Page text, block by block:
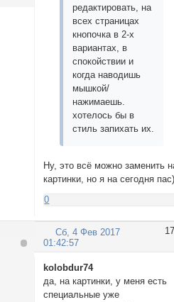
редактировать, на
всех страницах
кнопочка в 2-х
вариантах, в
спокойствии и
когда наводишь
мышкой/
нажимаешь.
хотелось бы в
стиль запихать их.
Ну, это всё можно заменить
картинки, но я на сегодня
0
17
Сб, 4 Фев 2017
01:42:57
kolobdur74
да, на картинки, у меня есть
специальные уже